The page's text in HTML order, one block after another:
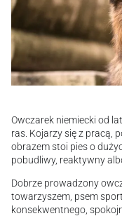
Owczarek niemiecki od
ras. Kojarzy się z pracą,
obrazem stoi pies o
pobudliwy, reaktywny
Dobrze prowadzony
towarzyszem, psem
konsekwentnego,